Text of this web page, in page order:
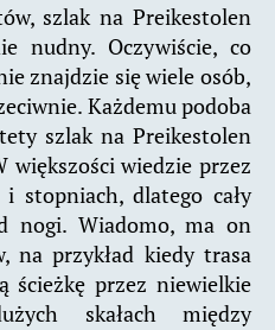
szlak na Preikestolen
nudny. Oczywiście, co
znajdzie się wiele osób,
Każdemu podoba
szlak na Preikestolen
większości wiedzie przez
stopniach, dlatego cały
nogi. Wiadomo, ma on
na przykład kiedy trasa
ścieżkę przez niewielkie
skałach między